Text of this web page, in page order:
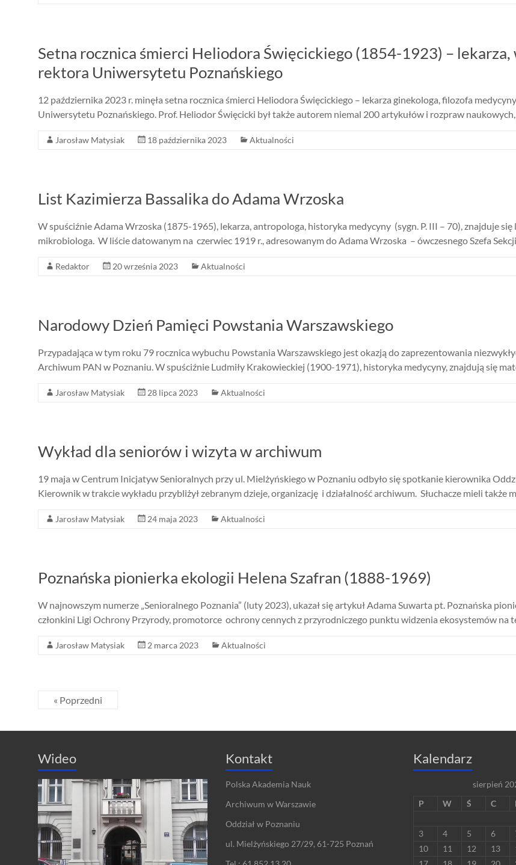
Setna rocznica śmierci Heliodora Święcickiego (1854-1923) – lekarza,
rektora Uniwersytetu Poznańskiego
12 października 2023 r. minęła setna rocznica śmierci Heliodora Święcickiego – lekarza ginekologa, filozofa
Uniwersytetu Poznańskiego. Prof. Heliodor Święcicki był także autorem niemal 200 artykułów i rozpraw
Jarosław Matysiak 18 października 2023 Aktualności
List Kazimierza Bassalika do Adama Wrzoska
W spuściźnie Adama Wrzoska (1875-1965), lekarza, antropologa, historyka medycyny (sygn. P. III – 70), znajduje
mikrobiologa. W liście datowanym na czerwiec 1919 r., adresowanym do Adama Wrzoska – ówczesnego Szefa
Redaktor 20 września 2023 Aktualności
Narodowy Dzień Pamięci Powstania Warszawskiego
Przypadająca w tym roku 79 rocznica wybuchu Powstania Warszawskiego jest okazją do zaprezentowania
Archiwum PAN w Poznaniu. W spuściźnie Ludmiły Krakowieckiej (1900-1971), historyka medycyny, znajdują się
Jarosław Matysiak 28 lipca 2023 Aktualności
Wykład dla seniorów i wizyta w archiwum
19 maja w Centrum Inicjatyw Senioralnych przy ul. Mielżyńskiego w Poznaniu odbyło się spotkanie kierownika
Kierownik w trakcie wykładu przybliżył zebranym dzieje, organizację i działalność archiwum. Słuchacze mieli także
Jarosław Matysiak 24 maja 2023 Aktualności
Poznańska pionierka ekologii Helena Szafran (1888-1969)
W najnowszym numerze „Senioralnego Poznania” (luty 2023), ukazał się artykuł Adama Suwarta pt. Poznańska
członkini Ligi Ochrony Przyrody, promotorce ochrony cennych z przyrodniczego punktu widzenia ekosystemów na
Jarosław Matysiak 2 marca 2023 Aktualności
« Poprzedni
Wideo Kontakt
Polska Akademia Nauk
Archiwum w Warszawie
Oddział w Poznaniu
ul. Mielżyńskiego 27/29, 61-725 Poznań
Kalendarz
sierpień
P
W Ś C
3
4 5 6
10
11 12 13